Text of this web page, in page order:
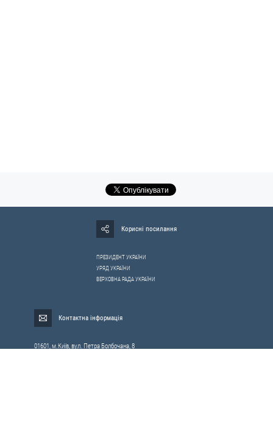
Корисні посилання
ПРЕЗИДЕНТ УКРАЇНИ
УРЯД УКРАЇНИ
ВЕРХОВНА РАДА УКРАЇНИ
Контактна інформація
01601, м.Київ, вул. Петра Болбочана, 8